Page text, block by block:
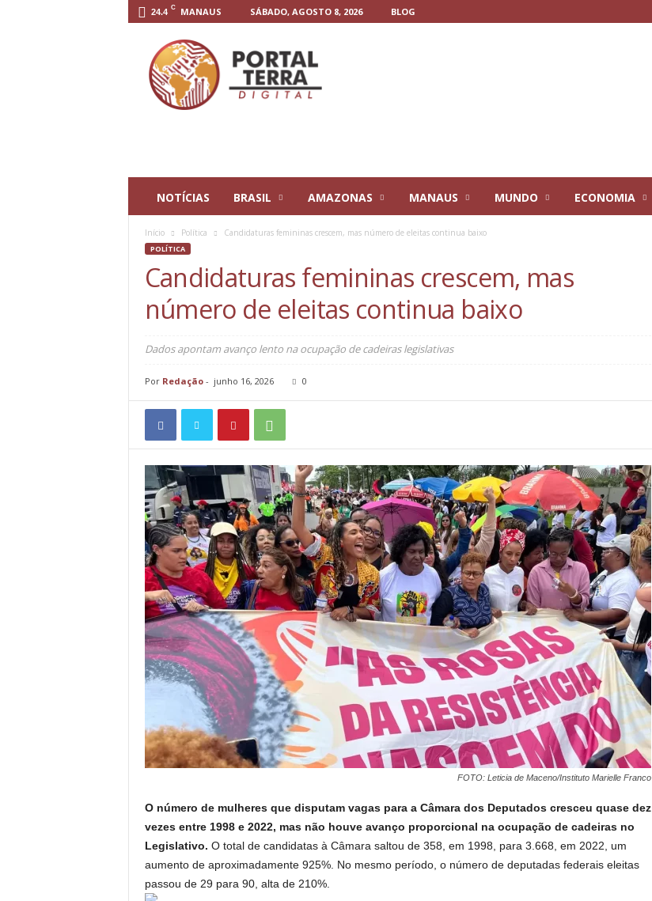
24.4 C MANAUS SÁBADO, AGOSTO 8, 2026 BLOG
NOTÍCIAS BRASIL AMAZONAS MANAUS MUNDO ECONOMIA
Início Política Candidaturas femininas crescem, mas número de eleitas continua baixo
POLÍTICA
Candidaturas femininas crescem, mas
número de eleitas continua baixo
Dados apontam avanço lento na ocupação de cadeiras legislativas
Por Redação- junho 16, 2026 0
FOTO: Leticia de Maceno/Instituto Marielle Franco
O número de mulheres que disputam vagas para a Câmara dos Deputados cresceu quase dez
vezes entre 1998 e 2022, mas não houve avanço proporcional na ocupação de cadeiras no
Legislativo. O total de candidatas à Câmara saltou de 358, em 1998, para 3.668, em 2022, um
aumento de aproximadamente 925%. No mesmo período, o número de deputadas federais eleitas
passou de 29 para 90, alta de 210%.